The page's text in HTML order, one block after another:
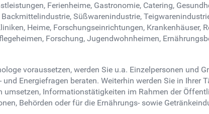
Ferienheime, Gastronomie, Catering,
Süßwarenindustrie,
Heime, Forschungseinrichtungen,
Forschung, Jugendwohnheimen,
voraussetzen, werden Sie u.a. Einzelpersonen und
Energiefragen beraten. Weiterhin werden Sie in
Informationstätigkeiten im Rahmen der
Behörden oder für die Ernährungs- sowie